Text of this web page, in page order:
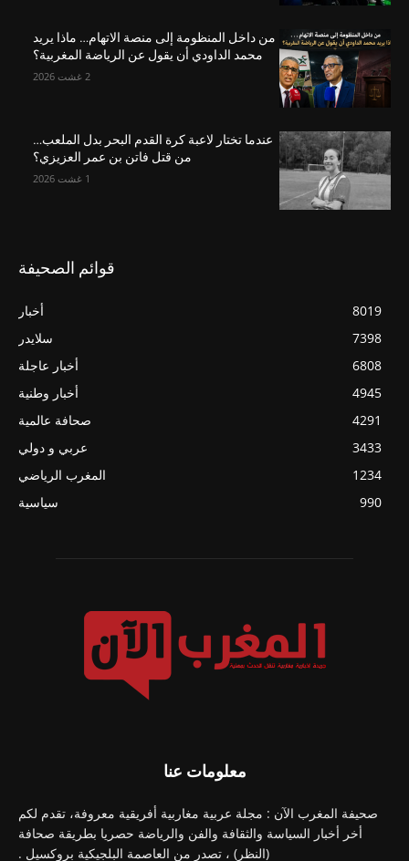
من داخل المنظومة إلى منصة الاتهام… ماذا يريد
محمد الداودي أن يقول عن الرياضة المغربية؟
2 غشت 2026
عندما تختار لاعبة كرة القدم البحر بدل الملعب…
من قتل فاتن بن عمر العزيزي؟
1 غشت 2026
قوائم الصحيفة
أخبار
8019
سلايدر
7398
أخبار عاجلة
6808
أخبار وطنية
4945
صحافة عالمية
4291
عربي و دولي
3433
المغرب الرياضي
1234
سياسية
990
معلومات عنا
صحيفة المغرب الآن : مجلة عربية مغاربية أفريقية معروفة، تقدم لكم
أخر أخبار السياسة والثقافة والفن والرياضة حصريا بطريقة صحافة
(النظر) ، تصدر من العاصمة البلجيكية بروكسيل .